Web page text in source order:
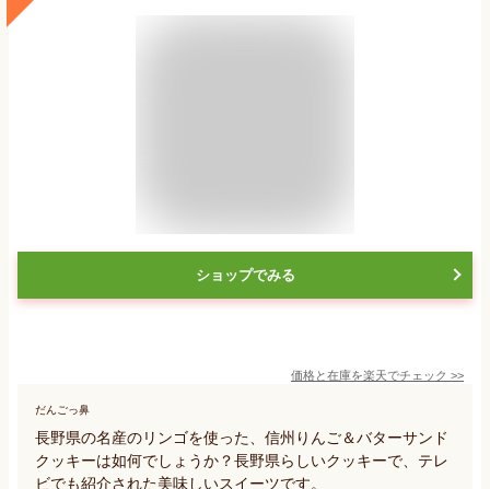
ショップでみる
価格と在庫を楽天でチェック >>
だんごっ鼻
長野県の名産のリンゴを使った、信州りんご＆バターサンド
クッキーは如何でしょうか？長野県らしいクッキーで、テレ
ビでも紹介された美味しいスイーツです。